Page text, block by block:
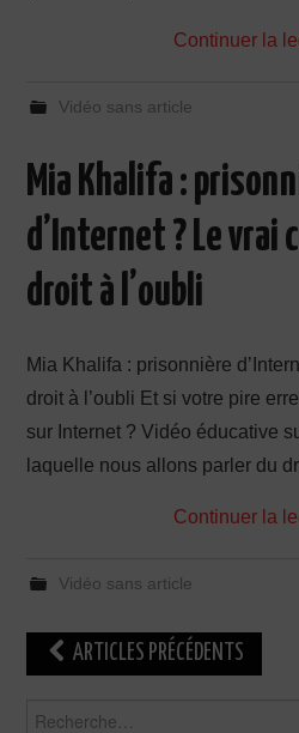
Continuer la
Vidéo sans article
Mia Khalifa :
d’Internet ? Le vrai
droit à l’oubli
Mia Khalifa : prisonnière
droit à l’oubli Et si votre pire
sur Internet ? Vidéo éducative
laquelle nous allons parler du
Continuer la
Vidéo sans article
Navigation
des
articles
ARTICLES PRÉCÉDENTS